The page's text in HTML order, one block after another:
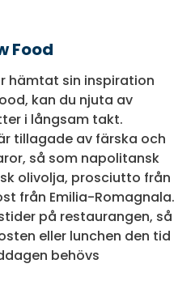
Food
hämtat sin inspiration
kan du njuta av
i långsam takt.
tillagade av färska och
så som napolitansk
olivolja, prosciutto från
från Emilia-Romagnala.
på restaurangen, så
eller lunchen den tid
behövs